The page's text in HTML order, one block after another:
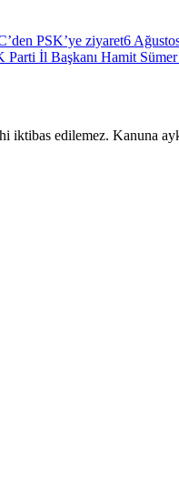
PSK’ye ziyaret6
Parti İl Başkanı Hamit
edilemez. Kanuna